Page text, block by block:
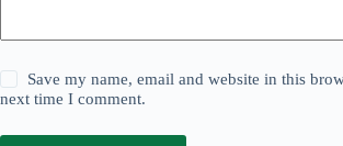
Save my name, email and website in this
next time I comment.